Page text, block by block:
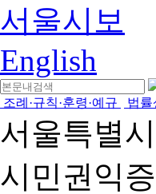
서울시보
English
조례·규칙·훈령·예규 법률
서울특별
시민권익